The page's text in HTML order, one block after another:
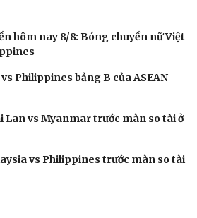
hôm nay 8/8: Bóng chuyền nữ Việt
Philippines bảng B của ASEAN
Lan vs Myanmar trước màn so tài ở
vs Philippines trước màn so tài